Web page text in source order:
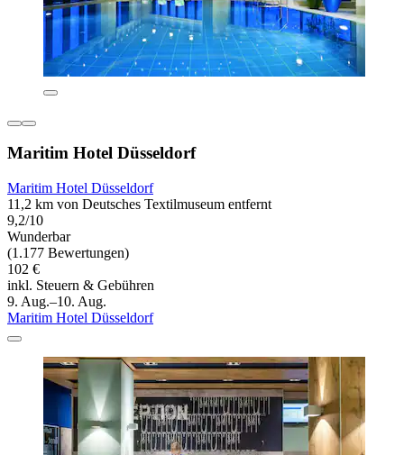
Maritim Hotel Düsseldorf
Maritim Hotel Düsseldorf
11,2 km von Deutsches Textilmuseum entfernt
9,2/10
Wunderbar
(1.177 Bewertungen)
102 €
inkl. Steuern & Gebühren
9. Aug.–10. Aug.
Maritim Hotel Düsseldorf